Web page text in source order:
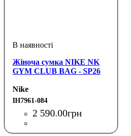
Жіноча сумка NIKE NK
GYM CLUB BAG - SP26
Nike
IH7961-084
2 590.00грн